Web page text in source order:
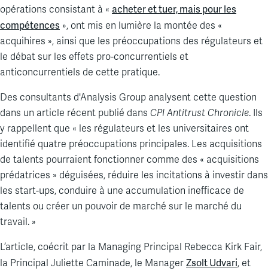
opérations consistant à « acheter et tuer, mais pour les
compétences », ont mis en lumière la montée des «
acquihires », ainsi que les préoccupations des régulateurs et
le débat sur les effets pro-concurrentiels et
anticoncurrentiels de cette pratique.
Des consultants d'Analysis Group analysent cette question
dans un article récent publié dans CPI Antitrust Chronicle. Ils
y rappellent que « les régulateurs et les universitaires ont
identifié quatre préoccupations principales. Les acquisitions
de talents pourraient fonctionner comme des « acquisitions
prédatrices » déguisées, réduire les incitations à investir dans
les start-ups, conduire à une accumulation inefficace de
talents ou créer un pouvoir de marché sur le marché du
travail. »
L’article, coécrit par la Managing Principal Rebecca Kirk Fair,
la Principal Juliette Caminade, le Manager Zsolt Udvari, et